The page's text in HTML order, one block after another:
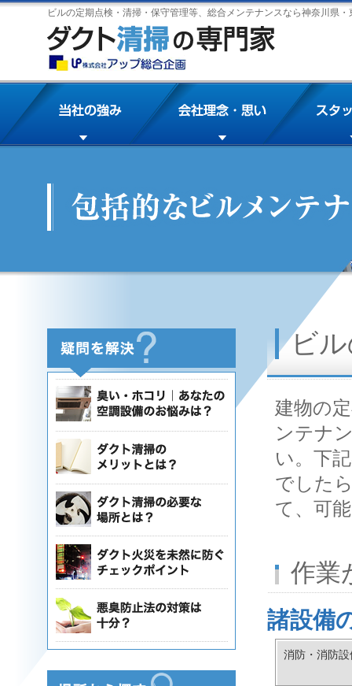
ビルの定期点検・清掃・保守管理等、総合メンテナンスなら神奈川県
ビ
建物の
ンテナ
い。下
でした
て、可
作業
諸設備
消防・消防設